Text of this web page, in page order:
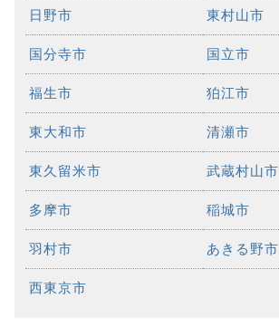
日野市 東村山市
国分寺市 国立市
福生市 狛江市
東大和市 清瀬市
東久留米市 武蔵村山市
多摩市 稲城市
羽村市 あきる野市
西東京市